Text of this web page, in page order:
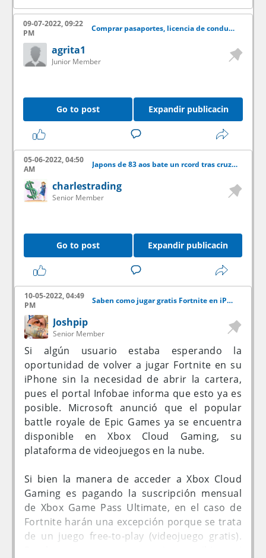
09-07-2022, 09:22
PM
Comprar pasaportes, licencia de conducir,DNI,IELTS,TOEFL
agrita1
Junior Member
Go to post Expandir publicacin
05-06-2022, 04:50
AM
Japons de 83 aos bate un rcord tras cruzar el Pacfico a vela
charlestrading
Senior Member
Go to post Expandir publicacin
10-05-2022, 04:49
PM
Saben como jugar gratis Fortnite en iPhone, Android o PC?
Joshpip
Senior Member
Si algún usuario estaba esperando la
oportunidad de volver a jugar Fortnite en su
iPhone sin la necesidad de abrir la cartera,
pues el portal Infobae informa que esto ya es
posible. Microsoft anunció que el popular
battle royale de Epic Games ya se encuentra
disponible en Xbox Cloud Gaming, su
plataforma de videojuegos en la nube.
Si bien la manera de acceder a Xbox Cloud
Gaming es pagando la suscripción mensual
de Xbox Game Pass Ultimate, en el caso de
Fortnite harán una excepción porque se trata
de un juego free-to-play (videojuego gratis).